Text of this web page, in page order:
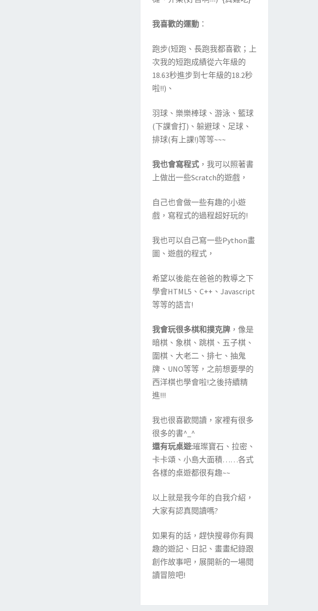
我喜歡的運動：
跑步(短跑、長跑我都喜歡；上
次我的短跑成績從六年級的
18.63秒進步到七年級的18.2秒
啦!!)、
羽球、樂樂棒球、游泳、籃球
(下課會打)、躲避球、足球、
排球(有上課!)等等~~~
我也會寫程式，我可以照著書
上做出一些Scratch的遊戲，
自己也會做一些有趣的小遊
戲，寫程式的過程超好玩的!
我也可以自己寫一些Python畫
圖、遊戲的程式，
希望以後能在爸爸的教導之下
學會HTML5、C++、Javascript
等等的語言!
我會玩很多棋和撲克牌，像是
暗棋、象棋、跳棋、五子棋、
圍棋、大老二、排七、抽鬼
牌、UNO等等，之前想要學的
西洋棋也學會啦!之後持續精
進!!!
我也很喜歡閱讀，家裡有很多
很多的書^_^
還有玩桌遊:璀璨寶石、拉密、
卡卡頌、小島大面積……各式
各樣的桌遊都很有趣~~
以上就是我今年的自我介紹，
大家有認真閱讀嗎?
如果有的話，趕快搜尋你有興
趣的遊記、日記、畫畫紀錄跟
創作故事吧，展開新的一場閱
讀冒險吧!